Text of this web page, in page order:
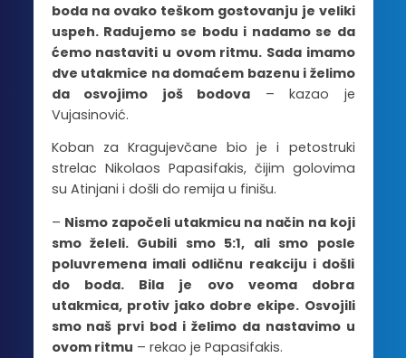
boda na ovako teškom gostovanju je veliki
uspeh. Radujemo se bodu i nadamo se da
ćemo nastaviti u ovom ritmu. Sada imamo
dve utakmice na domaćem bazenu i želimo
da osvojimo još bodova – kazao je
Vujasinović.
Koban za Kragujevčane bio je i petostruki
strelac Nikolaos Papasifakis, čijim golovima
su Atinjani i došli do remija u finišu.
– Nismo započeli utakmicu na način na koji
smo želeli. Gubili smo 5:1, ali smo posle
poluvremena imali odličnu reakciju i došli
do boda. Bila je ovo veoma dobra
utakmica, protiv jako dobre ekipe. Osvojili
smo naš prvi bod i želimo da nastavimo u
ovom ritmu – rekao je Papasifakis.